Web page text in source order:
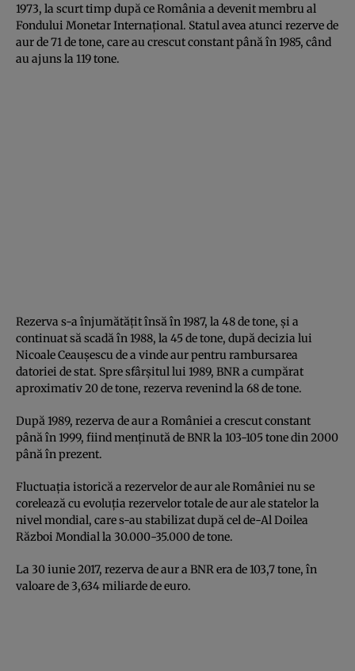
1973, la scurt timp după ce România a devenit membru al
Fondului Monetar Internaţional. Statul avea atunci rezerve de
aur de 71 de tone, care au crescut constant până în 1985, când
au ajuns la 119 tone.
Rezerva s-a înjumătăţit însă în 1987, la 48 de tone, şi a
continuat să scadă în 1988, la 45 de tone, după decizia lui
Nicoale Ceauşescu de a vinde aur pentru rambursarea
datoriei de stat. Spre sfârşitul lui 1989, BNR a cumpărat
aproximativ 20 de tone, rezerva revenind la 68 de tone.
După 1989, rezerva de aur a României a crescut constant
până în 1999, fiind menţinută de BNR la 103-105 tone din 2000
până în prezent.
Fluctuaţia istorică a rezervelor de aur ale României nu se
corelează cu evoluţia rezervelor totale de aur ale statelor la
nivel mondial, care s-au stabilizat după cel de-Al Doilea
Război Mondial la 30.000-35.000 de tone.
La 30 iunie 2017, rezerva de aur a BNR era de 103,7 tone, în
valoare de 3,634 miliarde de euro.